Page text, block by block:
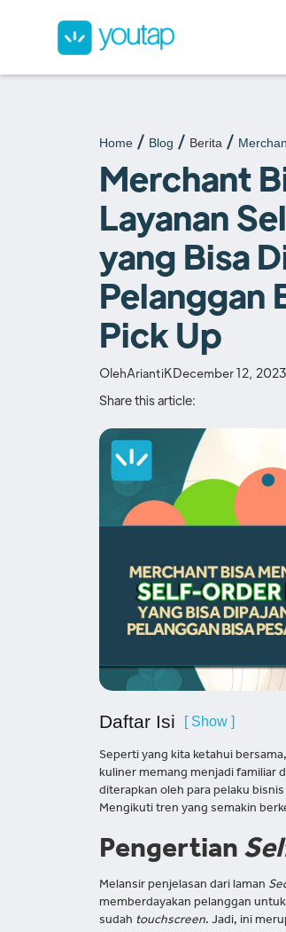
Home Blog Berita
Merchant
Layanan
yang Bisa
Pelanggan
Pick Up
OlehAriantiKDecember 12, 2023
Share this article:
Daftar Isi [ Show ]
Seperti yang kita ketahui
kuliner memang menjadi familiar
diterapkan oleh para pelaku
Mengikuti tren yang semakin
Pengertian
Melansir penjelasan dari laman
memberdayakan pelanggan
sudah touchscreen. Jadi, ini